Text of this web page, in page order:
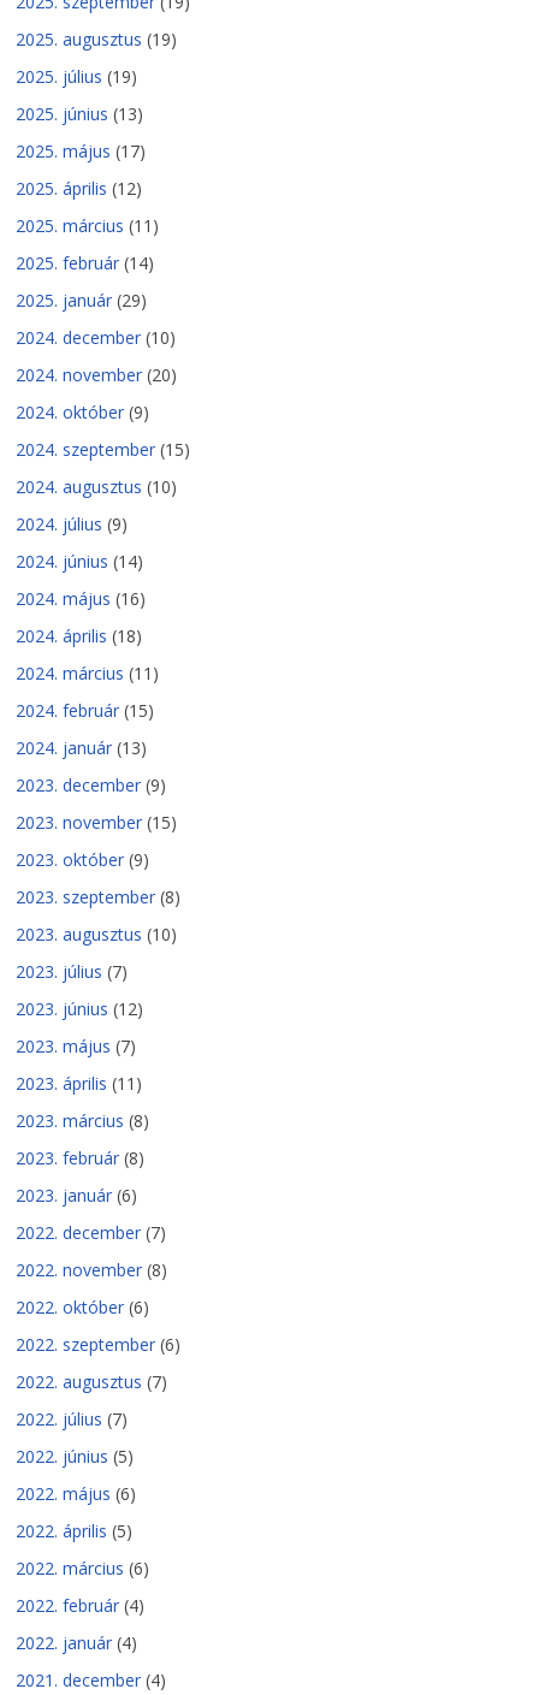
2025. augusztus (19)
2025. július (19)
2025. június (13)
2025. május (17)
2025. április (12)
2025. március (11)
2025. február (14)
2025. január (29)
2024. december (10)
2024. november (20)
2024. október (9)
2024. szeptember (15)
2024. augusztus (10)
2024. július (9)
2024. június (14)
2024. május (16)
2024. április (18)
2024. március (11)
2024. február (15)
2024. január (13)
2023. december (9)
2023. november (15)
2023. október (9)
2023. szeptember (8)
2023. augusztus (10)
2023. július (7)
2023. június (12)
2023. május (7)
2023. április (11)
2023. március (8)
2023. február (8)
2023. január (6)
2022. december (7)
2022. november (8)
2022. október (6)
2022. szeptember (6)
2022. augusztus (7)
2022. július (7)
2022. június (5)
2022. május (6)
2022. április (5)
2022. március (6)
2022. február (4)
2022. január (4)
2021. december (4)